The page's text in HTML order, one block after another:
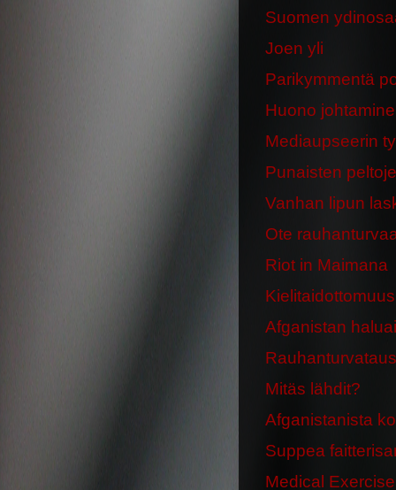
Suomen
Joen yli
Parikymmentä
Huono
Mediaupseerin
Punaisten
Vanhan lipun
Ote
Riot in Maimana
Afganistan
Mitäs lähdit?
Afganistanista
Suppea
Medical Exercise